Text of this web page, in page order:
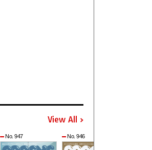
View All
No. 947 No. 946